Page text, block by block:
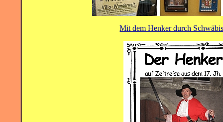
Mit dem Henker durch